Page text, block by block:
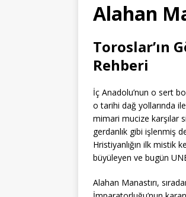
Alahan
Toroslar’ın
Rehberi
İç Anadolu’nun o sert
o tarihi dağ yollarında
mimari mucize karşılar
gerdanlık gibi işlenmiş
Hristiyanlığın ilk mistik
büyüleyen ve bugün
Alahan Manastırı,